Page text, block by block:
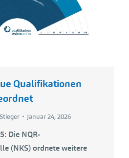
Qualifikationen
Januar 24, 2026
Die NQR-
(NKS) ordnete weitere